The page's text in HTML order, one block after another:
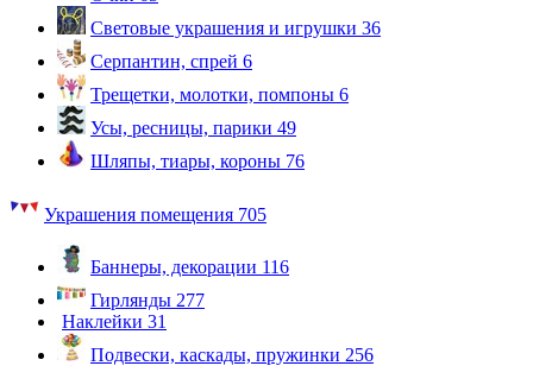
Световые украшения и игрушки 36
Серпантин, спрей 6
Трещетки, молотки, помпоны 6
Усы, ресницы, парики 49
Шляпы, тиары, короны 76
Украшения помещения 705
Баннеры, декорации 116
Гирлянды 277
Наклейки 31
Подвески, каскады, пружинки 256